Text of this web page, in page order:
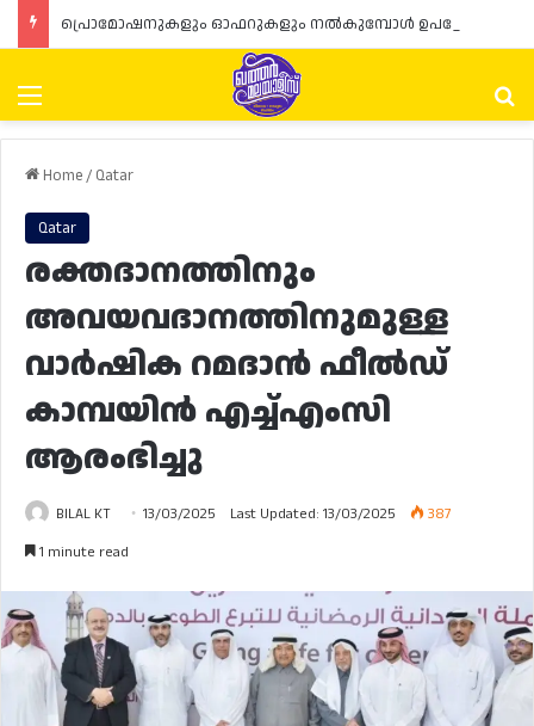
Menu
Home/ Qatar
Qatar
രക്തദാനത്തിനും
അവയവദാനത്തിനുമുള്ള
വാർഷിക റമദാൻ ഫീൽഡ്
കാമ്പയിൻ എച്ച്എംസി
ആരംഭിച്ചു
BILAL KT 13/03/2025 Last Updated: 13/03/2025
387
1 minute read